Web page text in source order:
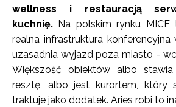
wellness i restauracją
kuchnię. Na polskim rynku MICE
realna infrastruktura
uzasadnia wyjazd poza miasto -
Większość obiektów albo
resztę, albo jest kurortem, który
traktuje jako dodatek. Aries robi to